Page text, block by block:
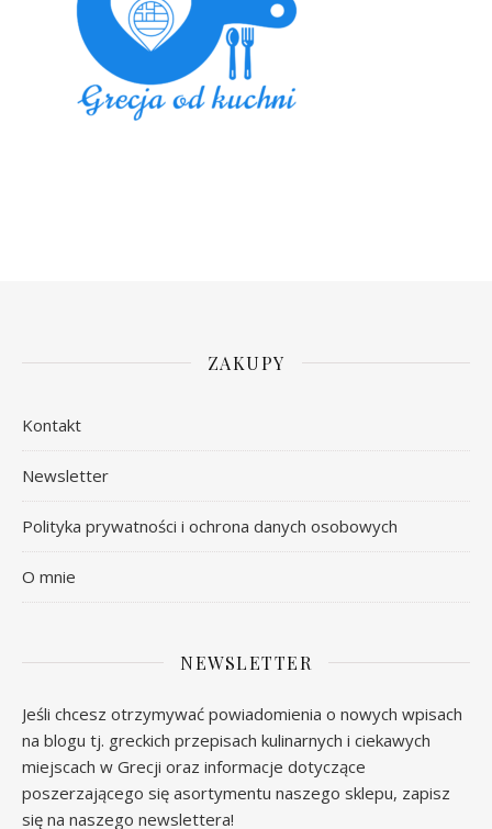
ZAKUPY
Kontakt
Newsletter
Polityka prywatności i ochrona danych osobowych
O mnie
NEWSLETTER
Jeśli chcesz otrzymywać powiadomienia o nowych wpisach
na blogu tj. greckich przepisach kulinarnych i ciekawych
miejscach w Grecji oraz informacje dotyczące
poszerzającego się asortymentu naszego sklepu, zapisz
się na naszego newslettera!